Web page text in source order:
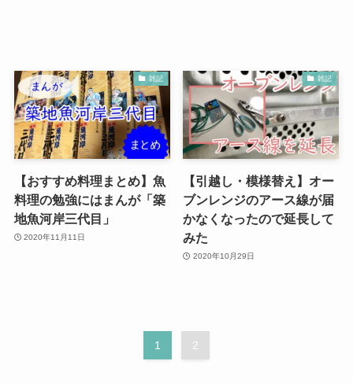
雑記
【おすすめ料理まとめ】魚
料理の勉強にはまんが「築
地魚河岸三代目」
2020年11月11日
雑記
【引越し・模様替え】オー
ブンレンジのアース線が届
かなくなったので延長して
みた
2020年10月29日
1 2